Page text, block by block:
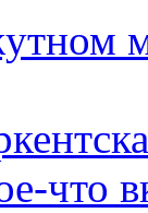
что